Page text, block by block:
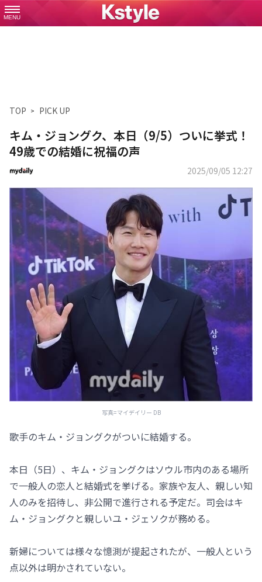
MENU
TOP PICK UP
キム・ジョングク、本日（9/5）ついに挙式！
49歳での結婚に祝福の声
2025/09/05 12:27
写真=マイデイリー DB
歌手のキム・ジョングクがついに結婚する。
本日（5日）、キム・ジョングクはソウル市内のある場所
で一般人の恋人と結婚式を挙げる。家族や友人、親しい知
人のみを招待し、非公開で進行される予定だ。司会はキ
ム・ジョングクと親しいユ・ジェソクが務める。
新婦については様々な憶測が提起されたが、一般人という
点以外は明かされていない。